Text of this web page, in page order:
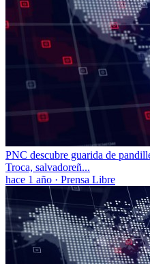
PNC descubre guarida de
Troca, salvadoreñ...
hace 1 año · Prensa Libre